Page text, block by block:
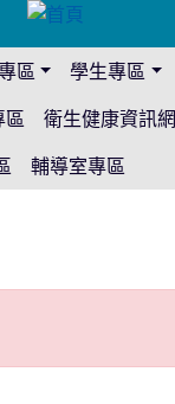
區 學生專區
區 衛生健康資訊網
輔導室專區